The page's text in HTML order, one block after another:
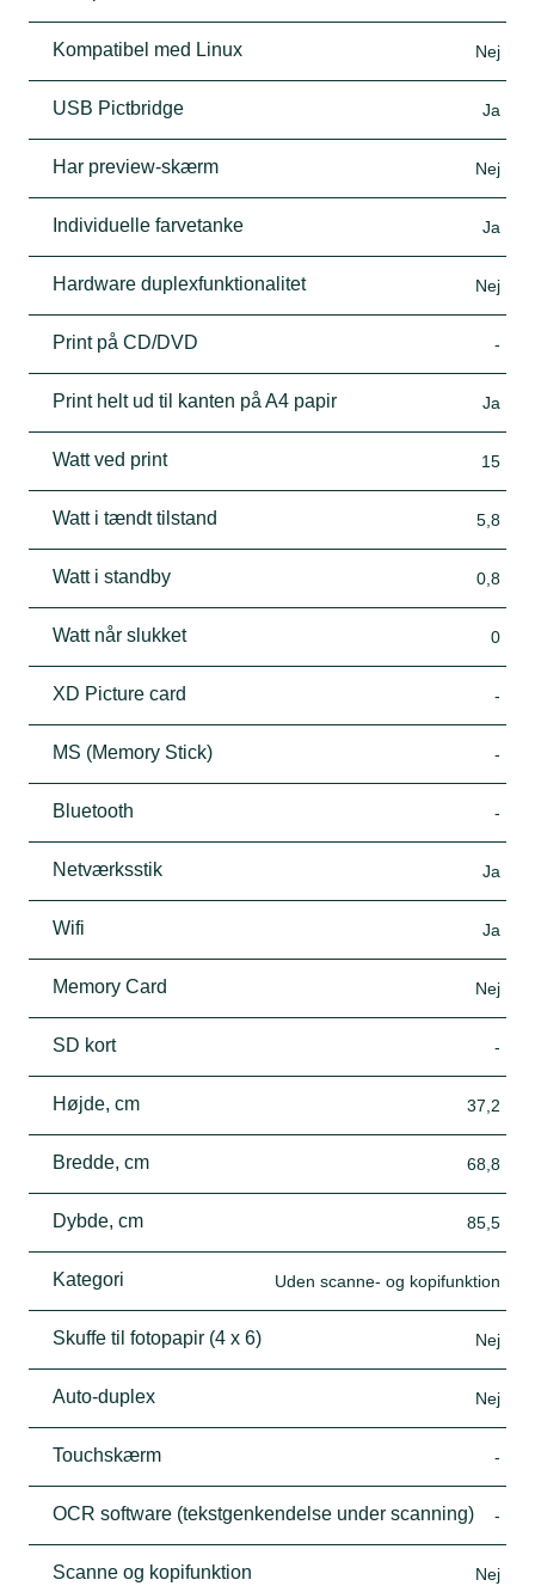
Kompatibel med Linux Nej
USB Pictbridge Ja
Har preview-skærm Nej
Individuelle farvetanke Ja
Hardware duplexfunktionalitet Nej
Print på CD/DVD -
Print helt ud til kanten på A4 papir Ja
Watt ved print 15
Watt i tændt tilstand 5,8
Watt i standby 0,8
Watt når slukket 0
XD Picture card -
MS (Memory Stick) -
Bluetooth -
Netværksstik Ja
Wifi Ja
Memory Card Nej
SD kort -
Højde, cm 37,2
Bredde, cm 68,8
Dybde, cm 85,5
Kategori Uden scanne- og kopifunktion
Skuffe til fotopapir (4 x 6) Nej
Auto-duplex Nej
Touchskærm -
OCR software (tekstgenkendelse under scanning) -
Scanne og kopifunktion Nej